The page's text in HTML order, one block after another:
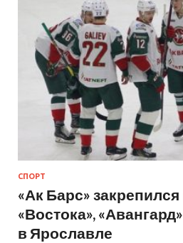
СПОРТ
«Ак Барс»
«Востока»,
в Ярославле